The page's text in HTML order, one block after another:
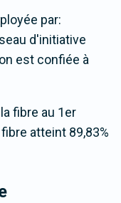
par:
d'initiative
est confiée à
fibre au 1er
atteint 89,83%